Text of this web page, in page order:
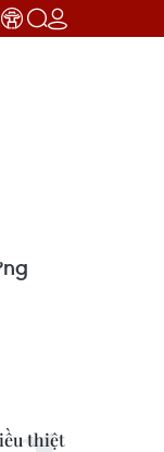
thiệt